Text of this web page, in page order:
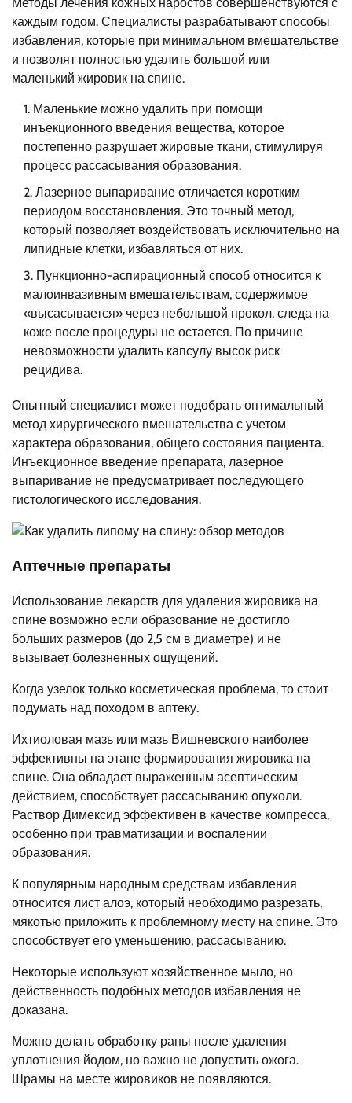
каждым годом. Специалисты разрабатывают способы
избавления, которые при минимальном вмешательстве
и позволят полностью удалить большой или
маленький жировик на спине.
Маленькие можно удалить при помощи
инъекционного введения вещества, которое
постепенно разрушает жировые ткани, стимулируя
процесс рассасывания образования.
Лазерное выпаривание отличается коротким
периодом восстановления. Это точный метод,
который позволяет воздействовать исключительно на
липидные клетки, избавляться от них.
Пункционно-аспирационный способ относится к
малоинвазивным вмешательствам, содержимое
«высасывается» через небольшой прокол, следа на
коже после процедуры не остается. По причине
невозможности удалить капсулу высок риск
рецидива.
Опытный специалист может подобрать оптимальный
метод хирургического вмешательства с учетом
характера образования, общего состояния пациента.
Инъекционное введение препарата, лазерное
выпаривание не предусматривает последующего
гистологического исследования.
Аптечные препараты
Использование лекарств для удаления жировика на
спине возможно если образование не достигло
больших размеров (до 2,5 см в диаметре) и не
вызывает болезненных ощущений.
Когда узелок только косметическая проблема, то стоит
подумать над походом в аптеку.
Ихтиоловая мазь или мазь Вишневского наиболее
эффективны на этапе формирования жировика на
спине. Она обладает выраженным асептическим
действием, способствует рассасыванию опухоли.
Раствор Димексид эффективен в качестве компресса,
особенно при травматизации и воспалении
образования.
К популярным народным средствам избавления
относится лист алоэ, который необходимо разрезать,
мякотью приложить к проблемному месту на спине. Это
способствует его уменьшению, рассасыванию.
Некоторые используют хозяйственное мыло, но
действенность подобных методов избавления не
доказана.
Можно делать обработку раны после удаления
уплотнения йодом, но важно не допустить ожога.
Шрамы на месте жировиков не появляются.